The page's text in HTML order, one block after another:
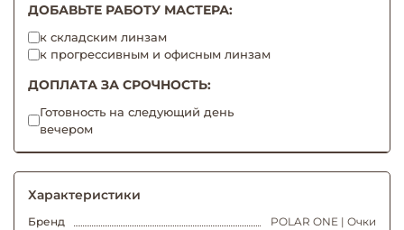
ДОБАВЬТЕ РАБОТУ МАСТЕРА:
к складским линзам
к прогрессивным и офисным линзам
ДОПЛАТА ЗА СРОЧНОСТЬ:
Готовность на следующий день
вечером
Характеристики
Бренд
POLAR ONE | Очки